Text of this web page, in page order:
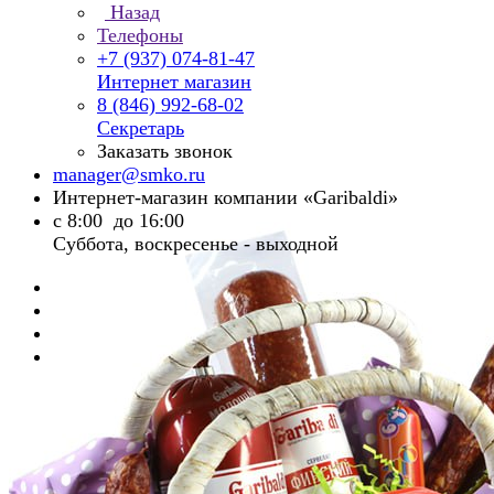
Назад
Телефоны
+7 (937) 074-81-47
Интернет магазин
8 (846) 992-68-02
Секретарь
Заказать звонок
manager@smko.ru
Интернет-магазин компании «Garibaldi»
с 8:00 до 16:00
Суббота, воскресенье - выходной
Каталог